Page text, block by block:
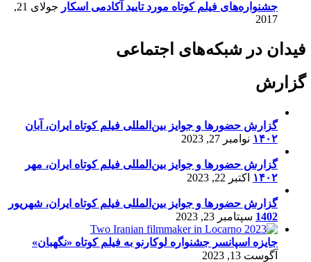
جشنواره‌های فیلم کوتاه مورد تایید آکادمی اسکار
جولای 21,
2017
فیدان در شبکه‌های اجتماعی
گزارش
گزارش حضورها و جوایز بین‌المللی فیلم کوتاه ایران، آبان
۱۴۰۲ نوامبر 27, 2023
گزارش حضورها و جوایز بین‌المللی فیلم کوتاه ایران، مهر
۱۴۰۲ اکتبر 22, 2023
گزارش حضورها و جوایز بین‌المللی فیلم کوتاه ایران، شهریور
1402 سپتامبر 23, 2023
جایزه اسپانسر جشنواره لوکارنو به فیلم کوتاه «نگهبان»
آگوست 13, 2023